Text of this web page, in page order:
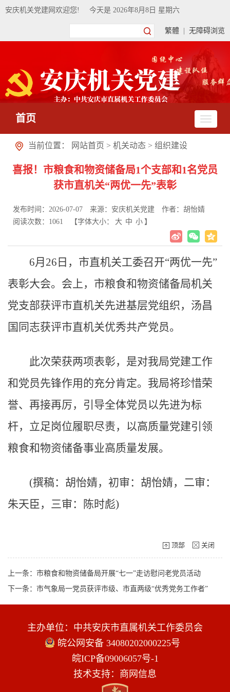
安庆机关党建网欢迎您! 今天是 2026年8月8日 星期六
繁體 无障碍浏览
首页
当前位置： 网站首页 > 机关动态 > 组织建设
喜报！市粮食和物资储备局1个支部和1名党员
获市直机关“两优一先”表彰
发布时间：2026-07-07 来源：安庆机关党建
作者：胡怡婧
阅读次数： 1061 【字体大小： 大 中 小 】
6月26日，市直机关工委召开“两优一先”
表彰大会。会上，市粮食和物资储备局机关
党支部获评市直机关先进基层党组织，汤昌
国同志获评市直机关优秀共产党员。
此次荣获两项表彰，是对我局党建工作
和党员先锋作用的充分肯定。我局将珍惜荣
誉、再接再厉，引导全体党员以先进为标
杆，立足岗位履职尽责，以高质量党建引领
粮食和物资储备事业高质量发展。
(撰稿：胡怡婧，初审：胡怡婧，二审：
朱天臣，三审：陈时彪)
顶部 关闭
上一条：市粮食和物资储备局开展“七一”走访慰问老党员活动
下一条：市气象局一党员获评市级、市直两级“优秀党务工作者”
主办单位：中共安庆市直属机关工作委员会
皖公网安备 34080202000225号
皖ICP备09006057号-1
技术支持：商网信息